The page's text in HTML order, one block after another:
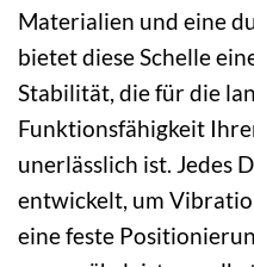
Materialien und eine
bietet diese Schelle
Stabilität, die für die
Funktionsfähigkeit
unerlässlich ist. Jedes
entwickelt, um
eine feste